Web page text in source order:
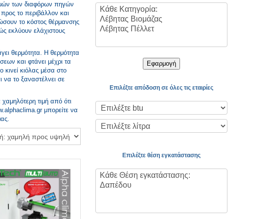
των διαφόρων πηγών
το περιβάλλον και
το κόστος θέρμανσης
εκλύουν ελάχιστους
θερμότητα. Η θερμότητα
και φτάνει μέχρι τα
κινεί κιόλας μέσα στο
να το ξαναστέλνει σε
τιμή από ότι
μπορείτε να
Εφαρμογή
Επιλέξτε απόδοση σε όλες τις εταιρίες
Επιλέξτε θέση εγκατάστασης